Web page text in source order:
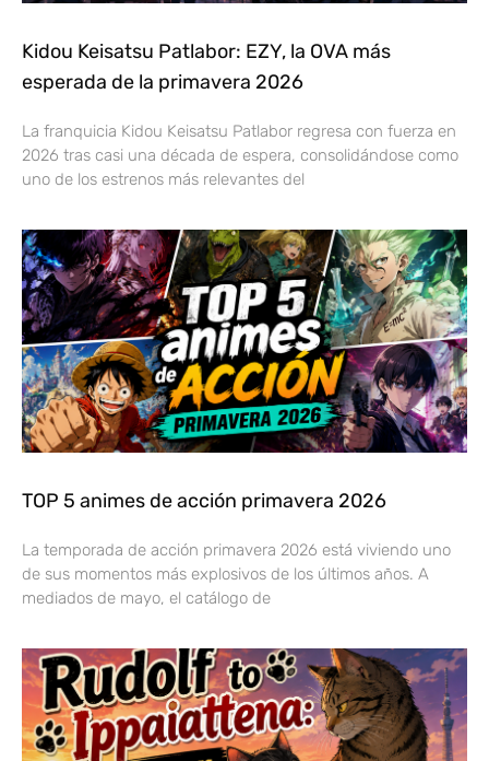
Kidou Keisatsu Patlabor: EZY, la OVA más
esperada de la primavera 2026
La franquicia Kidou Keisatsu Patlabor regresa con fuerza en
2026 tras casi una década de espera, consolidándose como
uno de los estrenos más relevantes del
TOP 5 animes de acción primavera 2026
La temporada de acción primavera 2026 está viviendo uno
de sus momentos más explosivos de los últimos años. A
mediados de mayo, el catálogo de